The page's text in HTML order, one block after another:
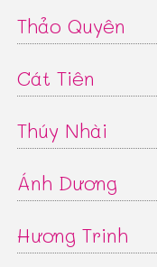
Thảo Quyên
Cát Tiên
Thúy Nhài
Ánh Dương
Hương Trinh